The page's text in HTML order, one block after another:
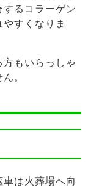
るコラーゲン
すくなりま
もいらっしゃ
。
は火葬場へ向